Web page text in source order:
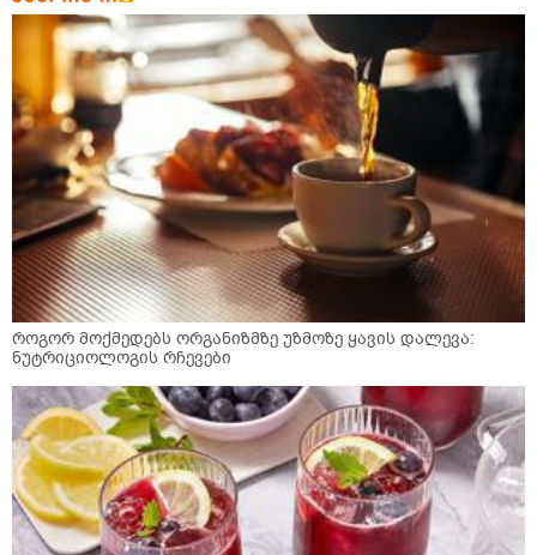
როგორ მოქმედებს ორგანიზმზე უზმოზე ყავის დალევა:
ნუტრიციოლოგის რჩევები